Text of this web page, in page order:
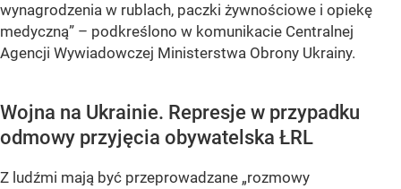
wynagrodzenia w rublach, paczki żywnościowe i opiekę
medyczną” – podkreślono w komunikacie Centralnej
Agencji Wywiadowczej Ministerstwa Obrony Ukrainy.
Wojna na Ukrainie. Represje w przypadku
odmowy przyjęcia obywatelska ŁRL
Z ludźmi mają być przeprowadzane „rozmowy